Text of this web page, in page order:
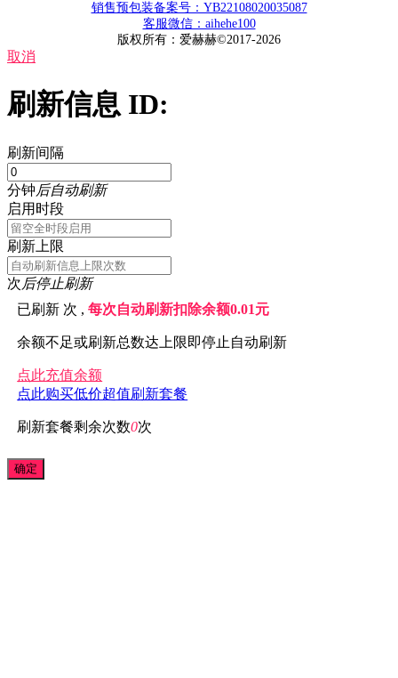
销售预包装备案号：YB22108020035087
客服微信：aihehe100
版权所有：爱赫赫©2017-2026
取消
刷新信息 ID:
刷新间隔
分钟后自动刷新
启用时段
刷新上限
次后停止刷新
已刷新 次 ,每次自动刷新扣除余额0.01元
余额不足或刷新总数达上限即停止自动刷新
点此充值余额
点此购买低价超值刷新套餐
刷新套餐剩余次数0次